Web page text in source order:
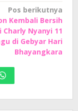
Pos berikutnya
Kembali Bersih
Charly Nyanyi 11
di Gebyar Hari
Bhayangkara